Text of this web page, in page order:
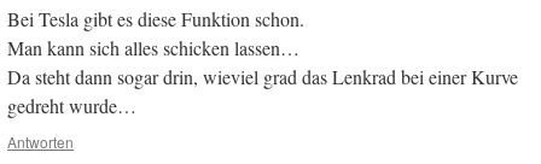
Bei Tesla gibt es diese Funktion schon.
Man kann sich alles schicken lassen…
Da steht dann sogar drin, wieviel grad das Lenkrad bei einer Kurve
gedreht wurde…
Antworten